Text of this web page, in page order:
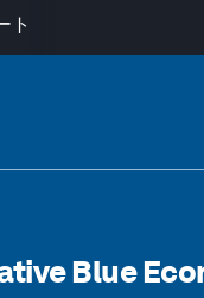
ト
Blue